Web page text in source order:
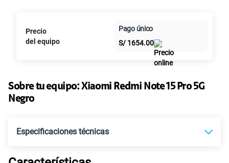
Paga solo
10GBen alta velocidad
Paga solo S/49.90
Paga solo
Al contado Cuotas Claro
Precio
del equipo
Pago único
S/ 1654.00
Sobre tu equipo:Xiaomi Redmi Note 15 Pro 5G
Negro
Especificaciones técnicas